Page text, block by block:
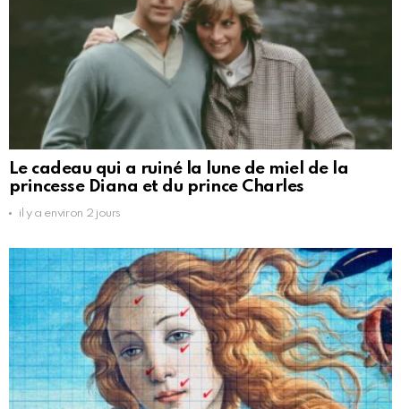
Le cadeau qui a ruiné la lune de miel de la
princesse Diana et du prince Charles
il y a environ 2 jours